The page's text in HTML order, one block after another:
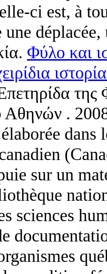
ci est, à
. Φύλο και
Αθηνών .
dans
sur un
sciences